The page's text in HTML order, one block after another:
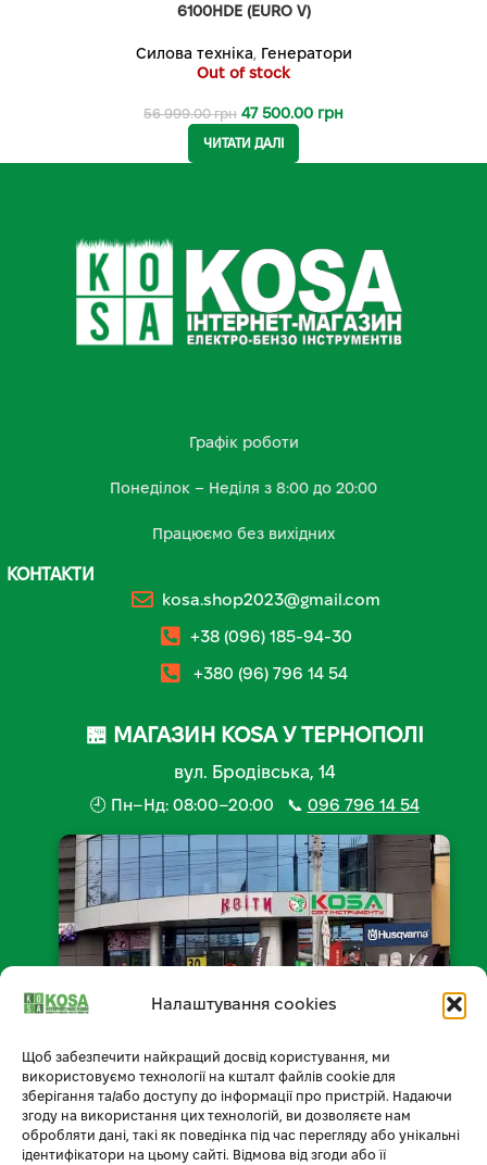
Налаштування cookies
Щоб забезпечити найкращий досвід користування, ми
використовуємо технології на кшталт файлів cookie для
зберігання та/або доступу до інформації про пристрій. Надаючи
згоду на використання цих технологій, ви дозволяєте нам
обробляти дані, такі як поведінка під час перегляду або унікальні
ідентифікатори на цьому сайті. Відмова від згоди або її
6100HDE (EURO V)
Силова техніка, Генератори
Out of stock
56 999.00грн 47 500.00 грн
ЧИТАТИ ДАЛІ
Графік роботи
Понеділок – Неділя з 8:00 до 20:00
Працюємо без вихідних
КОНТАКТИ
kosa.shop2023@gmail.com
+38 (096) 185-94-30
+380 (96) 796 14 54
🏪 МАГАЗИН KOSA У ТЕРНОПОЛІ
вул. Бродівська, 14
🕘 Пн–Нд: 08:00–20:00 📞 096 796 14 54
📍 Відкрити на мапі